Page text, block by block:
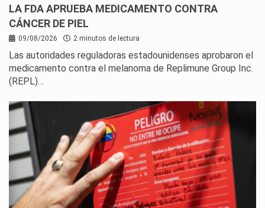
LA FDA APRUEBA MEDICAMENTO CONTRA
CÁNCER DE PIEL
09/08/2026 2 minutos de lectura
Las autoridades reguladoras estadounidenses aprobaron el
medicamento contra el melanoma de Replimune Group Inc.
(REPL)…